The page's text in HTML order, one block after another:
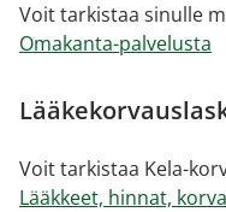
Voit tarkistaa sinulle
Omakanta-palvelusta
Voit tarkistaa Kela-
Lääkkeet, hinnat,